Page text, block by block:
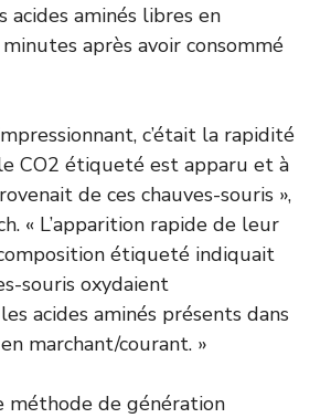
acides aminés libres en
après avoir consommé
c’était la rapidité
CO2 étiqueté est apparu et à
de ces chauves-souris »,
« L’apparition rapide de leur
étiqueté indiquait
souris oxydaient
acides aminés présents dans
marchant/courant. »
méthode de génération